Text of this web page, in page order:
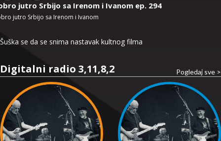
jutro Srbijo sa Irenom i Ivanom ep. 294
jutro Srbijo sa Irenom i Ivanom
Šuška se da se snima nastavak kultnog filma
Digitalni radio 3,11,8,2 Pogledaj sve >